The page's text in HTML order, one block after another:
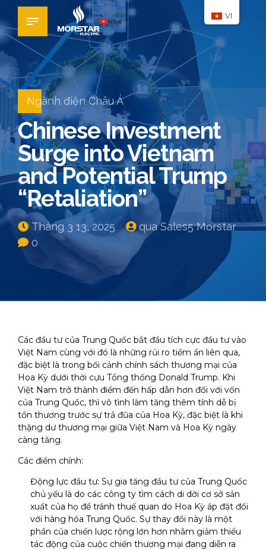
Ngành điện Châu Á
Chinese Investment
Surge into Vietnam
and Potential Trump
“Retaliation”
Tháng 3 13, 2025
qua Sales5 Morstar
0
Các đầu tư của Trung Quốc bắt đầu tích cực đầu tư vào
Việt Nam cùng với đó là những rủi ro tiềm ẩn liên qua,
đặc biệt là trong bối cảnh chính sách thương mại của
Hoa Kỳ dưới thời cựu Tổng thống Donald Trump. Khi
Việt Nam trở thành điểm đến hấp dẫn hơn đối với vốn
của Trung Quốc, thì vô tình làm tăng thêm tính dễ bị
tổn thương trước sự trả đũa của Hoa Kỳ, đặc biệt là khi
thặng dư thương mại giữa Việt Nam và Hoa Kỳ ngày
càng tăng.
Các điểm chính:
Động lực đầu tư: Sự gia tăng đầu tư của Trung Quốc
chủ yếu là do các công ty tìm cách di dời cơ sở sản
xuất của họ để tránh thuế quan do Hoa Kỳ áp đặt đối
với hàng hóa Trung Quốc. Sự thay đổi này là một
phần của chiến lược rộng lớn hơn nhằm giảm thiểu
tác động của cuộc chiến thương mại đang diễn ra
VI